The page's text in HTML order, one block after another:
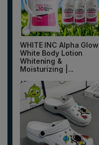
WHITE INC Alpha Glow
White Body Lotion
Whitening &
Moisturizing |...